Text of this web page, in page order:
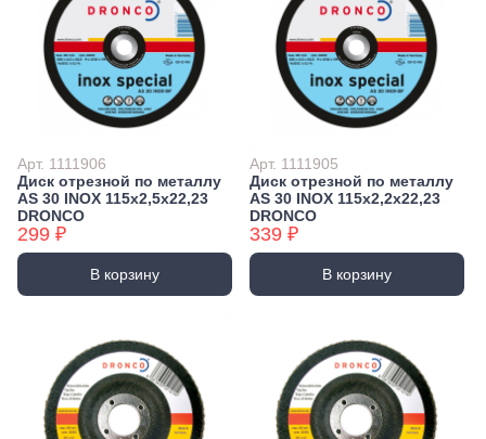
Арт. 1111906
Диск отрезной по металлу
AS 30 INOX 115х2,5х22,23
DRONCO
299 ₽
В корзину
Арт. 1111905
Диск отрезной по металлу
AS 30 INOX 115х2,2х22,23
DRONCO
339 ₽
В корзину